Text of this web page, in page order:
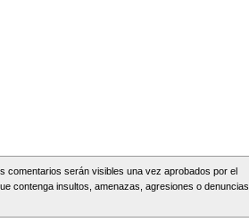
comentarios serán visibles una vez aprobados por el
contenga insultos, amenazas, agresiones o denuncias